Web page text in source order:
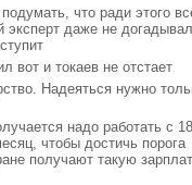
что ради этого
даже не
вот и токаев не отстает
Надеяться нужно
надо работать с
чтобы достичь порога
получают такую